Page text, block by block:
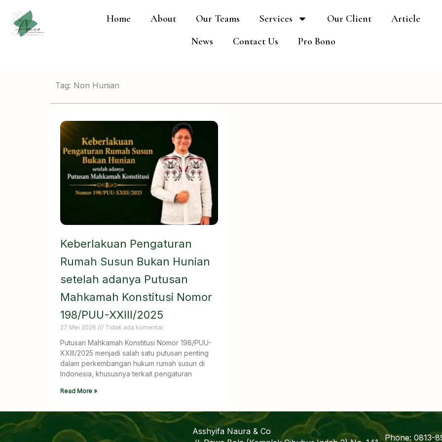
konten
Home About Our Teams Services Our Client
Article
News
Contact Us Pro Bono
Tag: Non Hunian
Keberlakuan Pengaturan
Rumah Susun Bukan Hunian
setelah adanya Putusan
Mahkamah Konstitusi Nomor
198/PUU-XXIII/2025
27 Mei 2026 Tidak ada komentar
Putusan Mahkamah Konstitusi Nomor 198/PUU-
XXIII/2025 menjadi salah satu putusan penting
dalam perkembangan hukum rumah susun di
Indonesia, khususnya terkait pengaturan
Read More »
Asshyifa Naura & Co
Phone: 0813-